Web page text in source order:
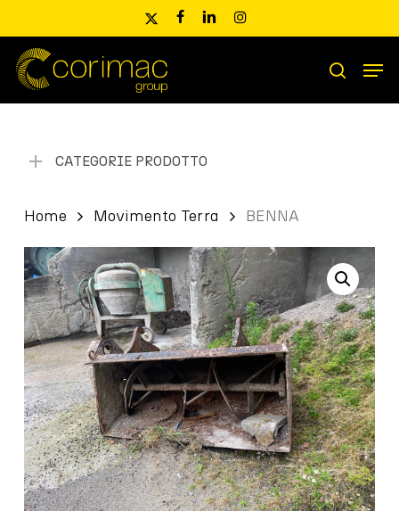
main
content
x-
facebooklinkedininstagram
Ricerca
prodotti
search
CATEGORIE PRODOTTO
Home Movimento Terra BENNA